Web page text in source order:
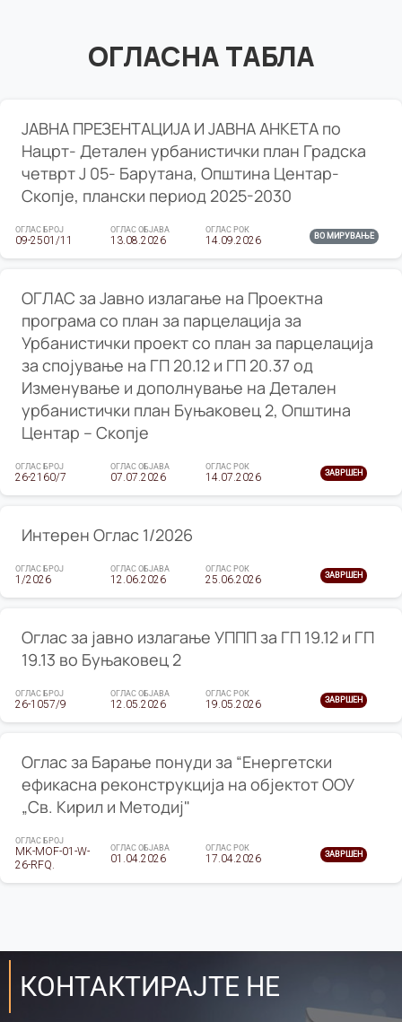
ОГЛАСНА ТАБЛА
ЈАВНА ПРЕЗЕНТАЦИЈА И ЈАВНА АНКЕТА по
Нацрт- Детален урбанистички план Градска
четврт Ј 05- Барутана, Општина Центар-
Скопје, плански период 2025-2030
ОГЛАС БРОЈ
09-2501/11
ОГЛАС ОБЈАВА
13.08.2026
ОГЛАС РОК
14.09.2026 ВО МИРУВАЊЕ
ОГЛАС за Јавно излагање на Проектна
програма со план за парцелација за
Урбанистички проект со план за парцелација
за спојување на ГП 20.12 и ГП 20.37 од
Изменување и дополнување на Детален
урбанистички план Буњаковец 2, Општина
Центар – Скопје
ОГЛАС БРОЈ
26-2160/7
ОГЛАС ОБЈАВА
07.07.2026
ОГЛАС РОК
14.07.2026 ЗАВРШЕН
Интерен Оглас 1/2026
ОГЛАС БРОЈ
1/2026
ОГЛАС ОБЈАВА
12.06.2026
ОГЛАС РОК
25.06.2026 ЗАВРШЕН
Оглас за јавно излагање УППП за ГП 19.12 и ГП
19.13 во Буњаковец 2
ОГЛАС БРОЈ
26-1057/9
ОГЛАС ОБЈАВА
12.05.2026
ОГЛАС РОК
19.05.2026 ЗАВРШЕН
Оглас за Барање понуди за “Енергетски
ефикасна реконструкција на објектот ООУ
„Св. Кирил и Методиј"
ОГЛАС БРОЈ
MK-MOF-01-W-
26-RFQ.
ОГЛАС ОБЈАВА
01.04.2026
ОГЛАС РОК
17.04.2026 ЗАВРШЕН
КОНТАКТИРАЈТЕ НЕ